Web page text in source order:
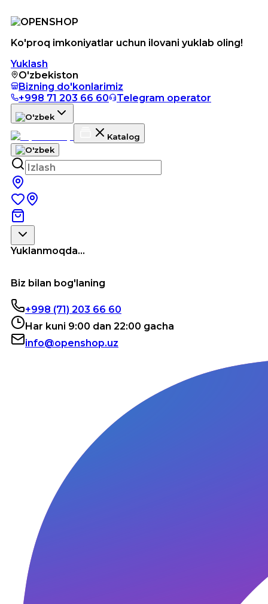
Ko'proq imkoniyatlar uchun ilovani yuklab oling!
Yuklash
O'zbekiston
Bizning do'konlarimiz
+998 71 203 66 60
Telegram operator
Katalog
Yuklanmoqda...
Biz bilan bog'laning
+998 (71) 203 66 60
Har kuni 9:00 dan 22:00 gacha
info@openshop.uz